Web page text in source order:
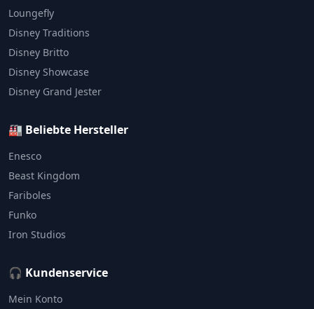
Loungefly
Disney Traditions
Disney Britto
Disney Showcase
Disney Grand Jester
🏭 Beliebte Hersteller
Enesco
Beast Kingdom
Fariboles
Funko
Iron Studios
🎧 Kundenservice
Mein Konto